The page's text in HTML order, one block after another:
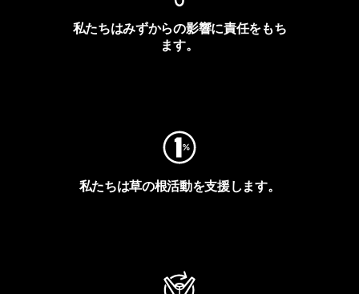
私たちはみずからの影響に責任をもち
ます。
私たちは草の根活動を支援します。